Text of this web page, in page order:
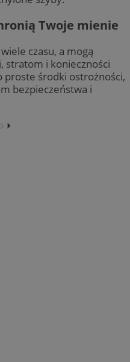
Twoje mienie
czasu, a mogą
stratom i konieczności
środki ostrożności,
bezpieczeństwa i
⏵︎